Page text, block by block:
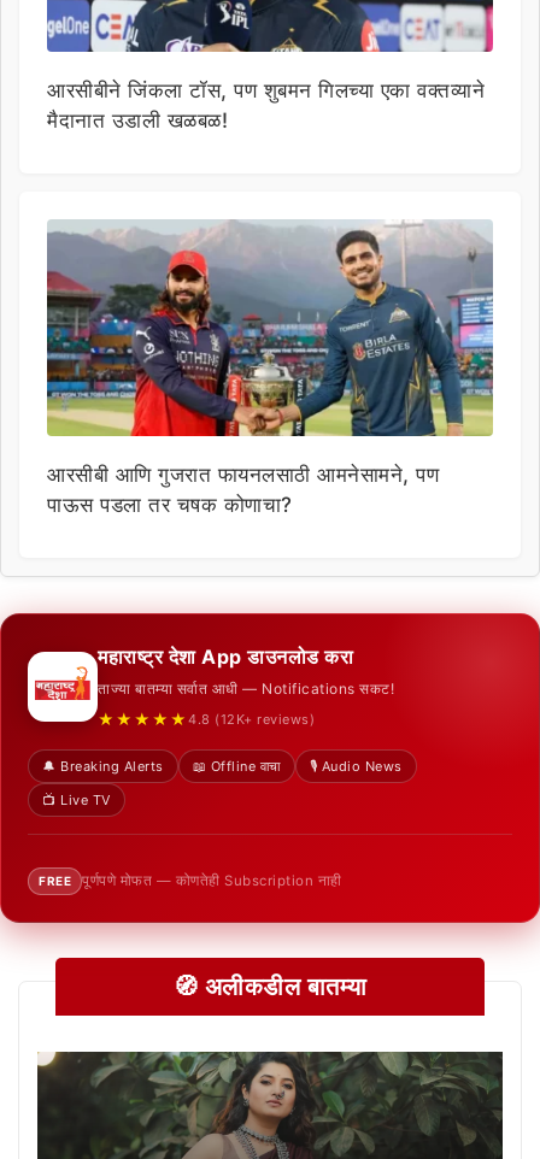
आरसीबीने जिंकला टॉस, पण शुबमन गिलच्या एका वक्तव्याने
मैदानात उडाली खळबळ!
आरसीबी आणि गुजरात फायनलसाठी आमनेसामने, पण
पाऊस पडला तर चषक कोणाचा?
महाराष्ट्र देशा App डाउनलोड करा
ताज्या बातम्या सर्वात आधी — Notifications सकट!
★★★★★ 4.8 (12K+ reviews)
🔔 Breaking Alerts 📖 Offline वाचा
🎙️ Audio News
📺 Live TV
FREE पूर्णपणे मोफत — कोणतेही Subscription नाही
🧭 अलीकडील बातम्या